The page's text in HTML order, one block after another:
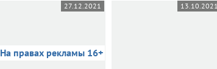
27.12.2021
На правах рекламы 16+
13.10.2021